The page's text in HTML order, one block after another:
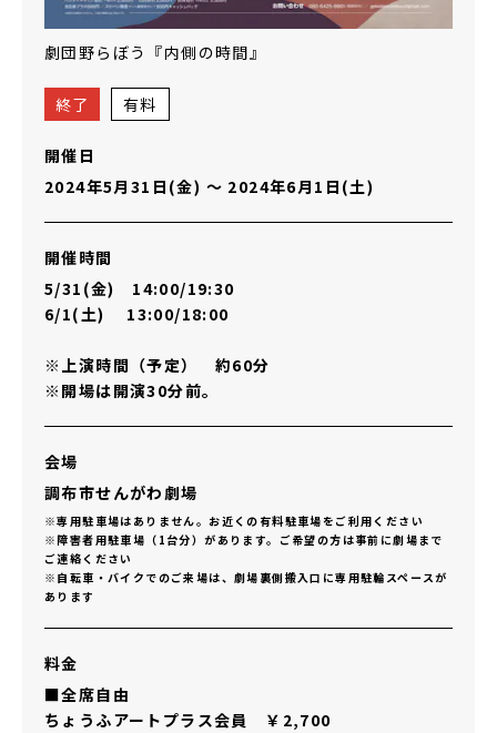
劇団野らぼう『内側の時間』
終了 有料
開催日
2024年5月31日(金) 〜 2024年6月1日(土)
開催時間
5/31(金) 14:00/19:30
6/1(土) 13:00/18:00
※上演時間（予定） 約60分
※開場は開演30分前。
会場
調布市せんがわ劇場
※専用駐車場はありません。お近くの有料駐車場をご利用ください
※障害者用駐車場（1台分）があります。ご希望の方は事前に劇場まで
ご連絡ください
※自転車・バイクでのご来場は、劇場裏側搬入口に専用駐輪スペースが
あります
料金
■全席自由
ちょうふアートプラス会員 ￥2,700